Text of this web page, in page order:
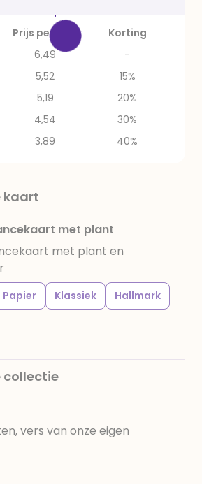
Prijs per stuk
Korting
6,49
-
5,52
15%
5,19
20%
4,54
30%
3,89 40%
kaart
met plant
met plant en
Papier Klassiek
Hallmark
collectie
vers van onze eigen